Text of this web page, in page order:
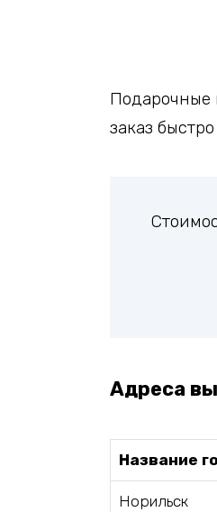
Подарочные
заказ
Адреса
Название
Норильск